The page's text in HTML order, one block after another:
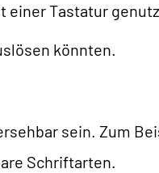
einer Tastatur
könnten.
sein. Zum
Schriftarten.